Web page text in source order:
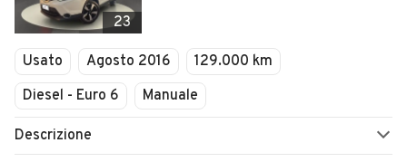
23
Usato Agosto 2016
129.000 km
Diesel - Euro 6
Manuale
Descrizione